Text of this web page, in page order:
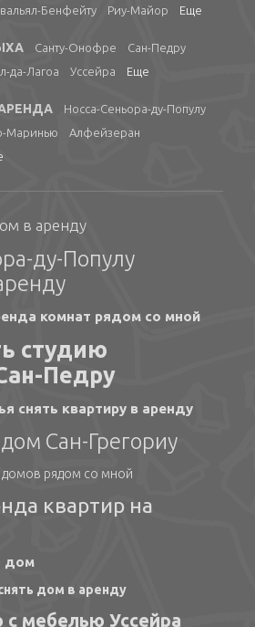
Бенфейту Риу-Майор Еще
Санту-Онофре
Сан-Педру
да-Лагоа Уссейра Еще
Носса-Сеньора-ду-Популу
Маринью
Алфейзеран
в аренду
ду-Популу
комнат рядом со мной
студию
Педру
снять квартиру в аренду
Сан-Грегориу
домов рядом со мной
квартир на
дом
дом в аренду
с мебелью Уссейра